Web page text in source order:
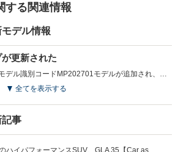
する関連情報
デル情報
更新された
全てを表示する
事
ハイパフォーマンスSUV、GLA 35【Car as